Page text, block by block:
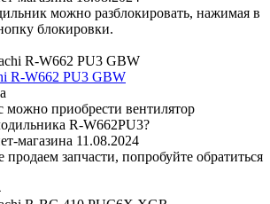
можно разблокировать, нажимая в
блокировки.
R-W662 PU3 GBW
приобрести вентилятор
R-W662PU3?
магазина 11.08.2024
продаем запчасти, попробуйте обратиться